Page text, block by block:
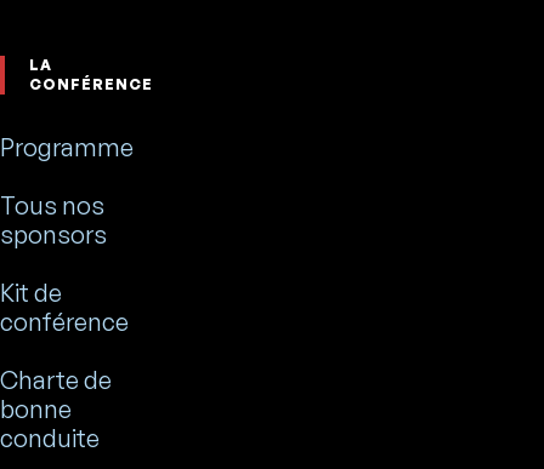
LA
CONFÉRENCE
Programme
Tous nos
sponsors
Kit de
conférence
Charte de
bonne
conduite